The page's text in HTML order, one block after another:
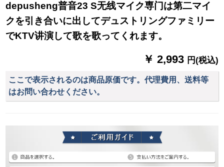
depusheng普音23 S无线マイク専门は第二マイ
クを引き合いに出してデュストリングファミリー
でKTV讲演して歌を歌ってくれます。
￥ 2,993 円(税込)
ここで表示されるのは商品原価です。代理費用、送料等
はお問い合わせください。